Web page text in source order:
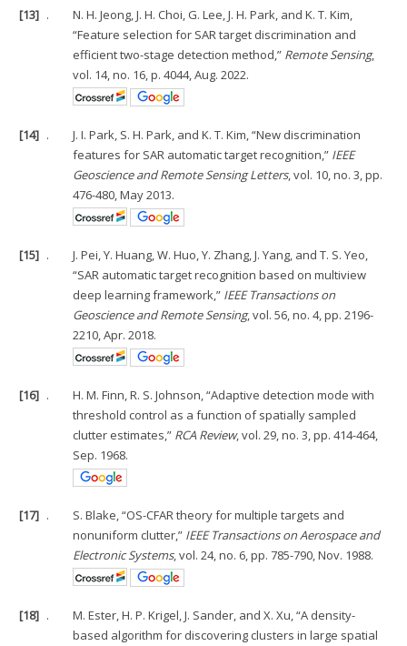
[13] .
N. H. Jeong, J. H. Choi, G. Lee, J. H. Park, and K. T. Kim,
“Feature selection for SAR target discrimination and
efficient two-stage detection method,” Remote Sensing,
vol. 14, no. 16, p. 4044, Aug. 2022.
[14] .
J. I. Park, S. H. Park, and K. T. Kim, “New discrimination
features for SAR automatic target recognition,” IEEE
Geoscience and Remote Sensing Letters, vol. 10, no. 3, pp.
476-480, May 2013.
[15] .
J. Pei, Y. Huang, W. Huo, Y. Zhang, J. Yang, and T. S. Yeo,
“SAR automatic target recognition based on multiview
deep learning framework,” IEEE Transactions on
Geoscience and Remote Sensing, vol. 56, no. 4, pp. 2196-
2210, Apr. 2018.
[16] .
H. M. Finn, R. S. Johnson, “Adaptive detection mode with
threshold control as a function of spatially sampled
clutter estimates,” RCA Review, vol. 29, no. 3, pp. 414-464,
Sep. 1968.
[17] .
S. Blake, “OS-CFAR theory for multiple targets and
nonuniform clutter,” IEEE Transactions on Aerospace and
Electronic Systems, vol. 24, no. 6, pp. 785-790, Nov. 1988.
[18] .
M. Ester, H. P. Krigel, J. Sander, and X. Xu, “A density-
based algorithm for discovering clusters in large spatial